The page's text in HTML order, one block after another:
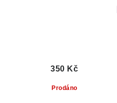
Prodáno
350 Kč